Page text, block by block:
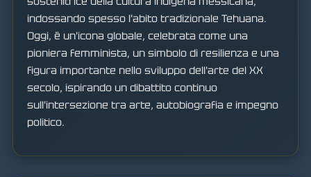
indossando spesso l'abito tradizionale Tehuana.
Oggi, è un'icona globale, celebrata come una
pioniera femminista, un simbolo di resilienza e una
figura importante nello sviluppo dell'arte del XX
secolo, ispirando un dibattito continuo
sull'intersezione tra arte, autobiografia e impegno
politico.